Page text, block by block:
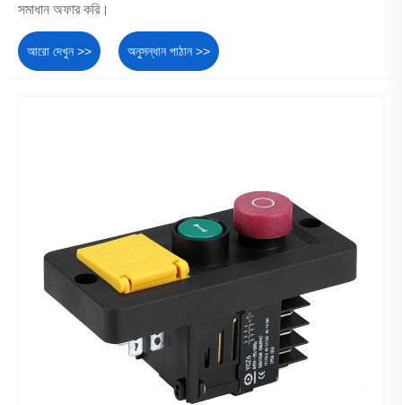
সমাধান অফার করি।
আরো দেখুন >> অনুসন্ধান পাঠান >>